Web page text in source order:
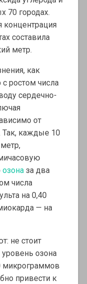
70 городах.
концентрация
составила
метр.
как
ростом числа
сердечно-
от
Так, каждые 10
озоназа два
числа
на 0,40
— на
не стоит
озона
микрограммов
привести к